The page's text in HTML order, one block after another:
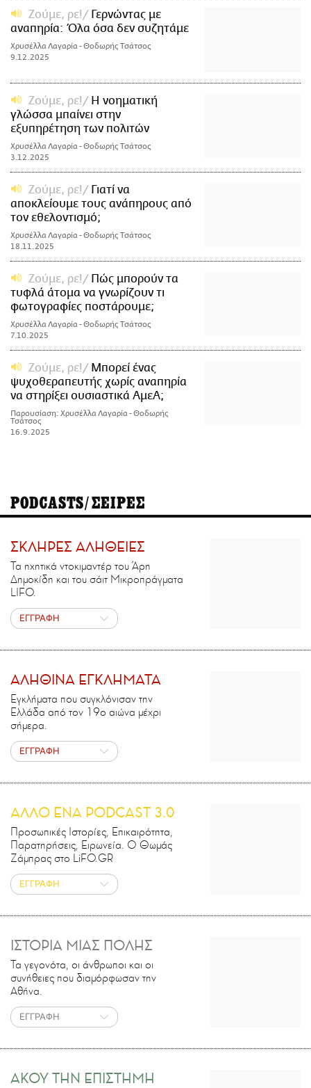
Ζούμε, ρε!
Γερνώντας με
αναπηρία: Όλα όσα δεν συζητάμε
Χρυσέλλα Λαγαρία - Θοδωρής Τσάτσος
9.12.2025
Ζούμε, ρε!
Η νοηματική
γλώσσα μπαίνει στην
εξυπηρέτηση των πολιτών
Χρυσέλλα Λαγαρία - Θοδωρής Τσάτσος
3.12.2025
Ζούμε, ρε!
Γιατί να
αποκλείουμε τους ανάπηρους από
τον εθελοντισμό;
Χρυσέλλα Λαγαρία - Θοδωρής Τσάτσος
18.11.2025
Ζούμε, ρε!
Πώς μπορούν τα
τυφλά άτομα να γνωρίζουν τι
φωτογραφίες ποστάρουμε;
Χρυσέλλα Λαγαρία - Θοδωρής Τσάτσος
7.10.2025
Ζούμε, ρε!
Μπορεί ένας
ψυχοθεραπευτής χωρίς αναπηρία
να στηρίξει ουσιαστικά ΑμεΑ;
Παρουσίαση: Χρυσέλλα Λαγαρία - Θοδωρής
Τσάτσος
16.9.2025
PODCASTS/ΣΕΙΡΕΣ
ΣΚΛΗΡΕΣ ΑΛΗΘΕΙΕΣ
Τα ηχητικά ντοκιμαντέρ του Άρη
Δημοκίδη και του σάιτ Μικροπράγματα
LIFO.
ΕΓΓΡΑΦΗ
ΑΛΗΘΙΝΑ ΕΓΚΛΗΜΑΤΑ
Εγκλήματα που συγκλόνισαν την
Ελλάδα από τον 19ο αιώνα μέχρι
σήμερα.
ΕΓΓΡΑΦΗ
ΑΛΛΟ ΕΝΑ PODCAST 3.0
Προσωπικές Ιστορίες, Επικαιρότητα,
Παρατηρήσεις, Ειρωνεία. Ο Θωμάς
Ζάμπρας στο LiFO.GR
ΕΓΓΡΑΦΗ
ΙΣΤΟΡΙΑ ΜΙΑΣ ΠΟΛΗΣ
Τα γεγονότα, οι άνθρωποι και οι
συνήθειες που διαμόρφωσαν την
Αθήνα.
ΕΓΓΡΑΦΗ
ΑΚΟΥ ΤΗΝ ΕΠΙΣΤΗΜΗ